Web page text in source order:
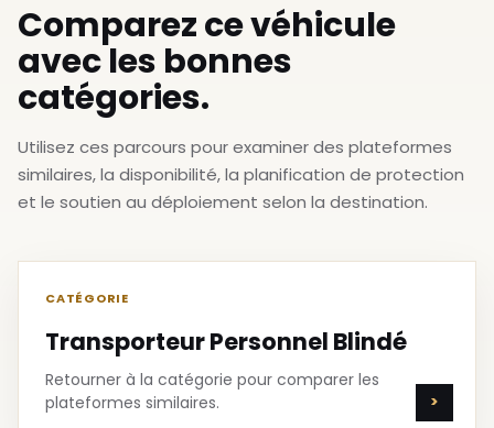
Comparez ce véhicule
avec les bonnes
catégories.
Utilisez ces parcours pour examiner des plateformes
similaires, la disponibilité, la planification de protection
et le soutien au déploiement selon la destination.
CATÉGORIE
Transporteur Personnel Blindé
Retourner à la catégorie pour comparer les
plateformes similaires.